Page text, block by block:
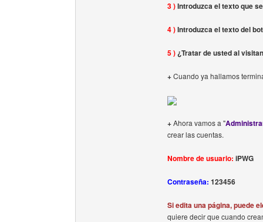
3 )Introduzca el texto que
4 )Introduzca el texto del
5 )¿Tratar de usted al
+Cuando ya hallamos
+Ahora vamos a "
crear las cuentas.
Nombre de usuario: iPWG
Contraseña: 123456
Si edita una página, puede
quiere decir que cuando